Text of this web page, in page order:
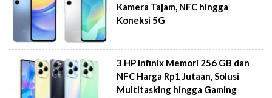
Kamera Tajam, NFC hingga
Koneksi 5G
3 HP Infinix Memori 256 GB dan
NFC Harga Rp1 Jutaan, Solusi
Multitasking hingga Gaming